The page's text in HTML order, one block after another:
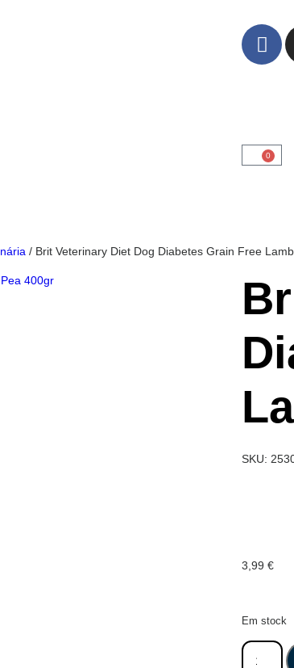
0
/ Brit Veterinary Diet Dog Diabetes Grain Free
SKU:
3,99 €
Em stock